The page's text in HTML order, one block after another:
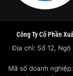
Công Ty Cổ Phần
Địa chỉ: Số 12,
Mã số doanh